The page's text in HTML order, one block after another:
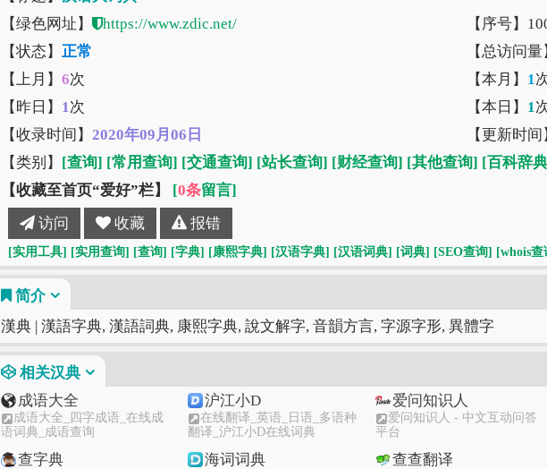
【绿色网址】
https://www.zdic.net/
【序号】
【状态】 正常 【总访问量
【上月】 6次 【本月】 1
【昨日】 1次 【本日】 1
【收录时间】 2020年09月06日 【更新时间
【类别】 [查询] [常用查询] [交通查询] [站长查询] [财经查询] [其他查询] [百科辞
【收藏至首页“爱好”栏】
[0条留言]
访问 收藏 报错
[实用工具] [实用查询] [查询] [字典] [康熙字典] [汉语字典] [汉语词典] [词典] [SEO查询] [whois查
简介
漢典 | 漢語字典, 漢語詞典, 康熙字典, 說文解字, 音韻方言, 字源字形, 異體字
相关汉典
成语大全
成语大全_四字成语_在线成
语词典_成语查询
沪江小D
在线翻译_英语_日语_多语种
翻译_沪江小D在线词典
爱问知识人
爱问知识人 - 中文互动问答
平台
查字典 海词词典 查查翻译